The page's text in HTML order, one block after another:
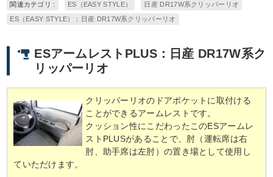
関連カテゴリ : ES（EASY STYLE）
日産 DR17W系クリッパーリオ
ES（EASY STYLE）：日産 DR17W系クリッパーリオ
ESアームレストPLUS：日産 DR17W系ク
リッパーリオ
クリッパーリオのドアポケットに取付ける
ことができるアームレストです。
クッション性にこだわったこのESアームレ
ストPLUSがあることで、肘（運転席は右
肘、助手席は左肘）の置き場として使用し
ていただけます。